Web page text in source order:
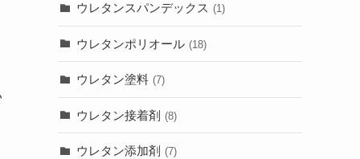
ウレタンスパンデックス (1)
ウレタンポリオール (18)
ウレタン塗料 (7)
ウレタン接着剤 (8)
ウレタン添加剤 (7)